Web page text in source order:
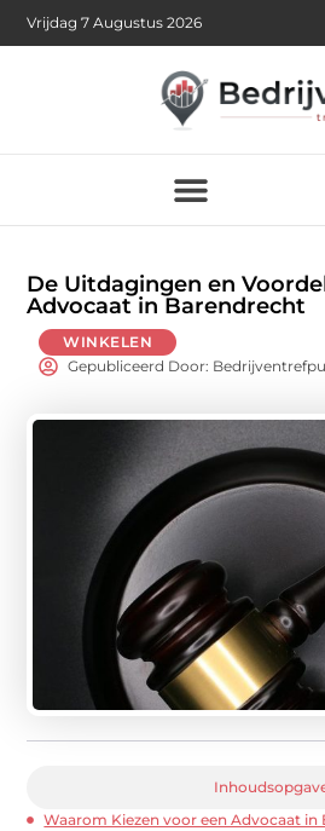
Vrijdag 7 Augustus 2026
De Uitdagingen en
Advocaat in Barendrecht
WINKELEN
Gepubliceerd Door:
Waarom Kiezen voor een Advocaat in